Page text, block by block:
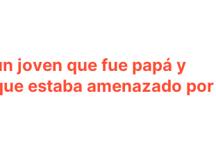
joven que fue papá y
estaba amenazado por